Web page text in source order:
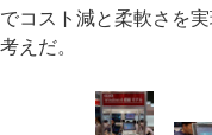
でコスト減と柔軟さを
考えだ。